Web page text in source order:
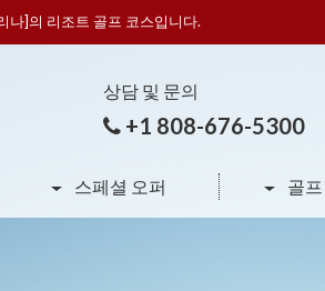
나]의 리조트 골프 코스입니다.
상담 및 문의
+1 808-676-5300
스페셜 오퍼 골